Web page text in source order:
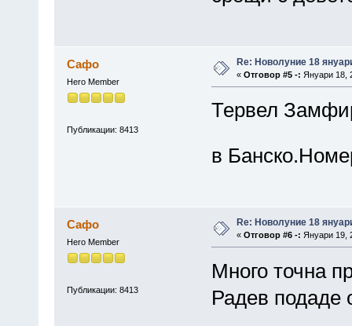
Сафо
Hero Member
Публикации: 8413
Re: Новолуние 18
« Отговор #5 -: Януари 18,
Тервел
в
Сафо
Hero Member
Публикации: 8413
Re: Новолуние 18
« Отговор #6 -: Януари 19,
Много точна
Радев подаде